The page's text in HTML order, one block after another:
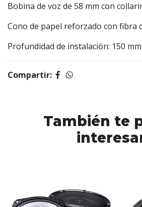
Bobina de voz de 58 mm con
Cono de papel reforzado con fibra
Profundidad de instalación: 150 mm
Compartir:
También te